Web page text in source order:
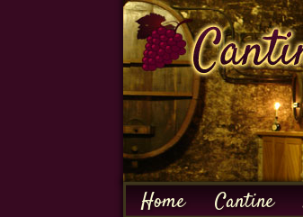
Home Cantine